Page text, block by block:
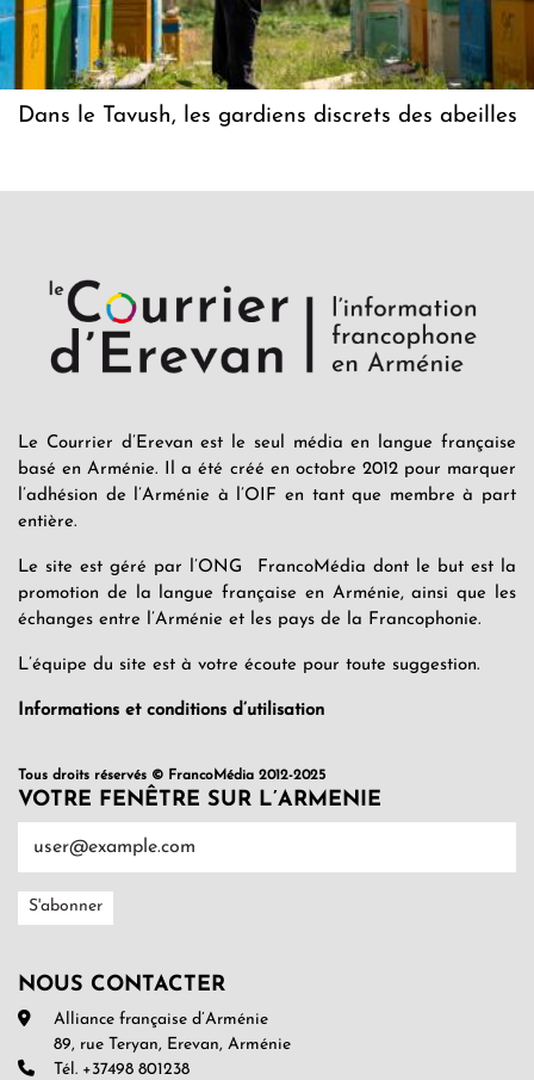
Dans le Tavush, les gardiens discrets des abeilles
Le Courrier d’Erevan est le seul média en langue française
basé en Arménie. Il a été créé en octobre 2012 pour marquer
l’adhésion de l’Arménie à l’OIF en tant que membre à part
entière.
Le site est géré par l’ONG FrancoMédia dont le but est la
promotion de la langue française en Arménie, ainsi que les
échanges entre l’Arménie et les pays de la Francophonie.
L’équipe du site est à votre écoute pour toute suggestion.
Informations et conditions d’utilisation
Tous droits réservés © FrancoMédia 2012-2025
VOTRE FENÊTRE SUR L’ARMENIE
NOUS CONTACTER
Alliance française d’Arménie
89, rue Teryan, Erevan, Arménie
Tél. +37498 801238